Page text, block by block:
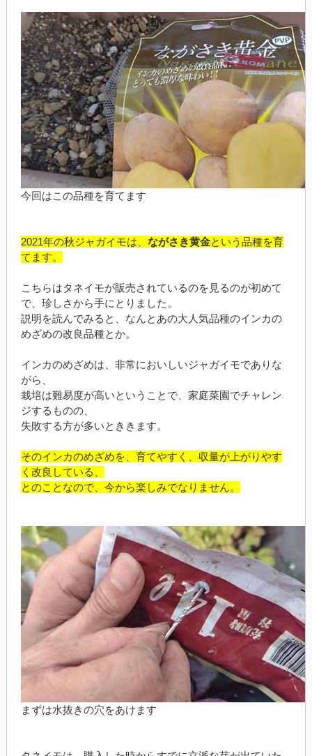
今回はこの品種を育てます
2021年の秋ジャガイモは、 ながさき黄金という品種を育
てます。
こちらはタネイモが販売されているのを見るのが初めて
で、珍しさから手にとりました。
説明を読んでみると、なんとあの大人気品種のインカの
めざめの改良品種とか。
インカのめざめは、非常においしいジャガイモでありな
がら、
栽培は難易度が高いということで、家庭菜園でチャレン
ジするものの、
失敗する方が多いとききます。
そのインカのめざめを、育てやすく、収量が上がりやす
く改良している、
とのことなので、今から楽しみでなりません。
まずは水抜きの穴をあけます